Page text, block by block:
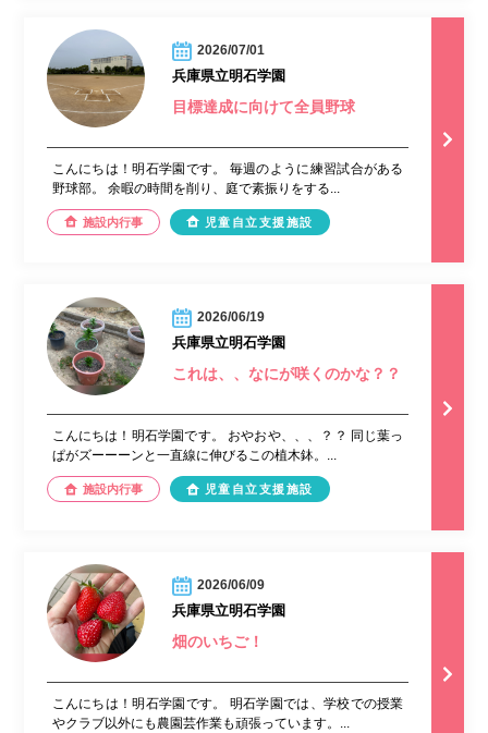
2026/07/01
兵庫県立明石学園
目標達成に向けて全員野球
こんにちは！明石学園です。 毎週のように練習試合がある
野球部。 余暇の時間を削り、庭で素振りをする...
施設内行事 児童自立支援施設
2026/06/19
兵庫県立明石学園
これは、、なにが咲くのかな？？
こんにちは！明石学園です。 おやおや、、、？？ 同じ葉っ
ぱがズーーーンと一直線に伸びるこの植木鉢。...
施設内行事 児童自立支援施設
2026/06/09
兵庫県立明石学園
畑のいちご！
こんにちは！明石学園です。 明石学園では、学校での授業
やクラブ以外にも農園芸作業も頑張っています。...